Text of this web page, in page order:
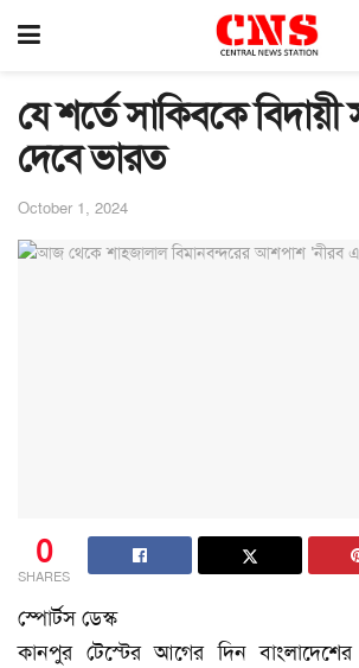
যে শর্তে সাকিবকে বিদায়ী
দেবে ভারত
October 1, 2024
0
SHARES
স্পোর্টস ডেস্ক
কানপুর টেস্টের আগের দিন